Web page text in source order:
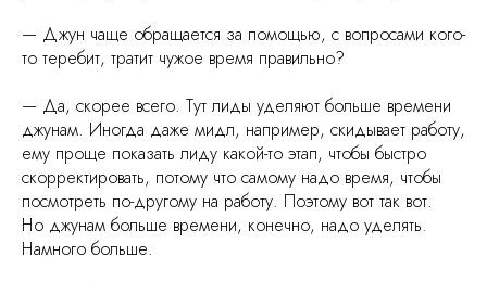
— Джун чаще обращается за помощью, с вопросами кого-
то теребит, тратит чужое время правильно?
— Да, скорее всего. Тут лиды уделяют больше времени
джунам. Иногда даже мидл, например, скидывает работу,
ему проще показать лиду какой-то этап, чтобы быстро
скорректировать, потому что самому надо время, чтобы
посмотреть по-другому на работу. Поэтому вот так вот.
Но джунам больше времени, конечно, надо уделять.
Намного больше.